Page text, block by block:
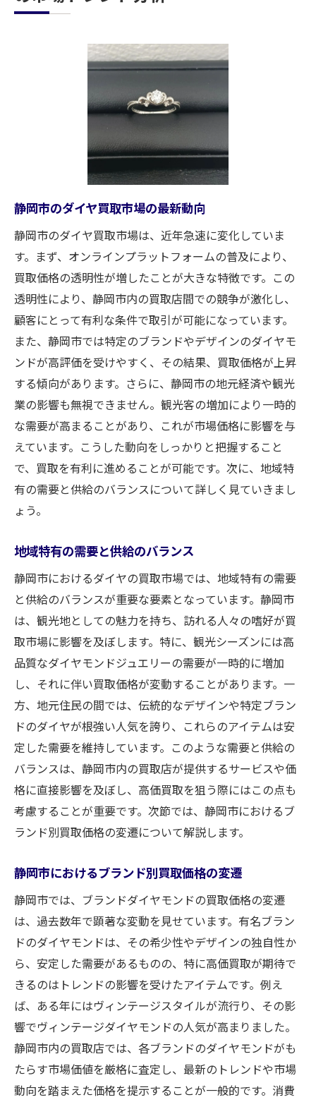
買取のタイミングを見極めるための静岡市特有
静岡市で高価買取を狙う最適な季節
需要が高まる特定のイベントやフェア
市場動向に基づく買取のベストタイミング
静岡市の買取ピークを見極める指標
買取価格に影響を与える地域イベント
静岡市でのダイヤ買取に適した月
イン
静岡市で高評価のダイヤブランド
注目を集めるデザインの特徴
ブランド価値が買取に与える影響
静岡市で需要の高いダイヤのスタイル
プレミアムブランドの買取成功事例
デザイン性と買取価格の関係
市場データを活用した静岡市での賢いダイヤ買
取戦略
データ分析で見える買取のポイント
静岡市の市場データを用いた価格交渉
買取戦略に役立つ過去の市場データ
静岡市特有のデータを基にした売却戦略
実績データに基づく買取価格の設定
静岡市での取引を最大化するためのダイヤ評価
方法
プロが教えるダイヤの評価基準
静岡市で評価されやすいダイヤの特徴
ダイヤの質を見極めるポイント
評価方法と買取価格の関係性
静岡市での高評価ダイヤの条件
ダイヤの価値を最大限に引き出す評価
他の買取業者と比較する静岡市での賢い価格交
渉術
価格交渉で押さえておくべきポイント
他業者の査定を有効活用する方法
交渉成功のための市場調査の重要性
業者間競争を利用した価格向上テクニック
静岡市での実績を基にした交渉戦略
ダイヤのカットとカラット数が静岡市で買取に
与える影響
カットの違いが買取価格に及ぼす影響
静岡市で人気のあるダイヤのカラット
カット品質が価格に直接繋がる理由
カラット数と買取の関係性を解説
静岡市の市場ニーズに応じたカット選び
静岡市のダイヤ買取市場の最新動向
静岡市のダイヤ買取市場は、近年急速に変化していま
す。まず、オンラインプラットフォームの普及により、
買取価格の透明性が増したことが大きな特徴です。この
透明性により、静岡市内の買取店間での競争が激化し、
顧客にとって有利な条件で取引が可能になっています。
また、静岡市では特定のブランドやデザインのダイヤモ
ンドが高評価を受けやすく、その結果、買取価格が上昇
する傾向があります。さらに、静岡市の地元経済や観光
業の影響も無視できません。観光客の増加により一時的
な需要が高まることがあり、これが市場価格に影響を与
えています。こうした動向をしっかりと把握すること
で、買取を有利に進めることが可能です。次に、地域特
有の需要と供給のバランスについて詳しく見ていきまし
ょう。
地域特有の需要と供給のバランス
静岡市におけるダイヤの買取市場では、地域特有の需要
と供給のバランスが重要な要素となっています。静岡市
は、観光地としての魅力を持ち、訪れる人々の嗜好が買
取市場に影響を及ぼします。特に、観光シーズンには高
品質なダイヤモンドジュエリーの需要が一時的に増加
し、それに伴い買取価格が変動することがあります。一
方、地元住民の間では、伝統的なデザインや特定ブラン
ドのダイヤが根強い人気を誇り、これらのアイテムは安
定した需要を維持しています。このような需要と供給の
バランスは、静岡市内の買取店が提供するサービスや価
格に直接影響を及ぼし、高価買取を狙う際にはこの点も
考慮することが重要です。次節では、静岡市におけるブ
ランド別買取価格の変遷について解説します。
静岡市におけるブランド別買取価格の変遷
静岡市では、ブランドダイヤモンドの買取価格の変遷
は、過去数年で顕著な変動を見せています。有名ブラン
ドのダイヤモンドは、その希少性やデザインの独自性か
ら、安定した需要があるものの、特に高価買取が期待で
きるのはトレンドの影響を受けたアイテムです。例え
ば、ある年にはヴィンテージスタイルが流行り、その影
響でヴィンテージダイヤモンドの人気が高まりました。
静岡市内の買取店では、各ブランドのダイヤモンドがも
たらす市場価値を厳格に査定し、最新のトレンドや市場
動向を踏まえた価格を提示することが一般的です。消費